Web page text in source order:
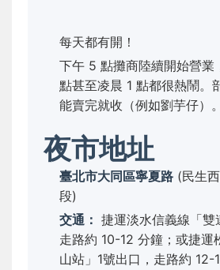
每天都有開！
下午 5 點攤商陸續開始營業
點甚至凌晨 1 點都很熱鬧。
能賣完就收（例如劉芋仔）。
夜市地址
臺北市大同區寧夏路 (民生
段)
交通： 捷運淡水信義線「雙
走路約 10-12 分鐘；或捷運
山站」1號出口，走路約 12-